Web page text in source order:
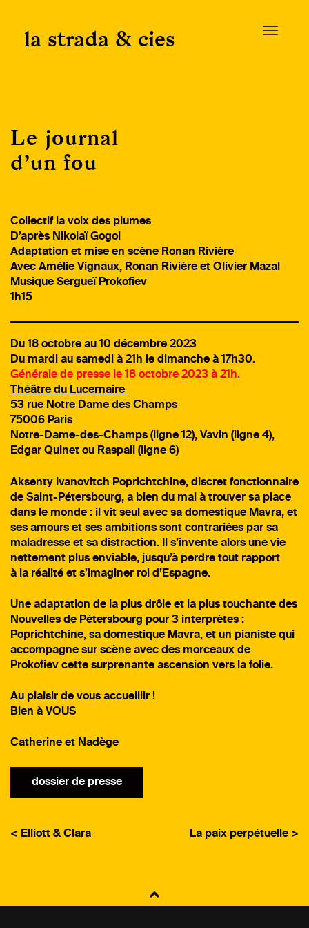
content
T
o
la strada & cies
Le journal
d’un fou
Collectif la voix des plumes
D’après Nikolaï Gogol
Adaptation et mise en scène Ronan Rivière
Avec Amélie Vignaux, Ronan Rivière et Olivier Mazal
Musique Sergueï Prokofiev
1h15
Du 18 octobre au 10 décembre 2023
Du mardi au samedi à 21h le dimanche à 17h30.
Générale de presse le 18 octobre 2023 à 21h.
Théâtre du Lucernaire
53 rue Notre Dame des Champs
75006 Paris
Notre-Dame-des-Champs (ligne 12), Vavin (ligne 4),
Edgar Quinet ou Raspail (ligne 6)
Aksenty Ivanovitch Poprichtchine, discret fonctionnaire
de Saint-Pétersbourg, a bien du mal à trouver sa place
dans le monde : il vit seul avec sa domestique Mavra, et
ses amours et ses ambitions sont contrariées par sa
maladresse et sa distraction. Il s’invente alors une vie
nettement plus enviable, jusqu’à perdre tout rapport
à la réalité et s’imaginer roi d’Espagne.
Une adaptation de la plus drôle et la plus touchante des
Nouvelles de Pétersbourg pour 3 interprètes :
Poprichtchine, sa domestique Mavra, et un pianiste qui
accompagne sur scène avec des morceaux de
Prokofiev cette surprenante ascension vers la folie.
Au plaisir de vous accueillir !
Bien à VOUS
Catherine et Nadège
dossier de presse
NAVIGATION
< Elliott & Clara La paix perpétuelle >